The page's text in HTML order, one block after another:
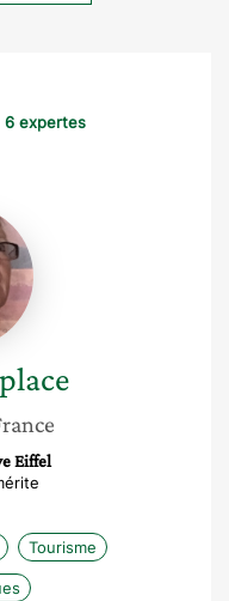
6 expertes
Eiffel
Tourisme